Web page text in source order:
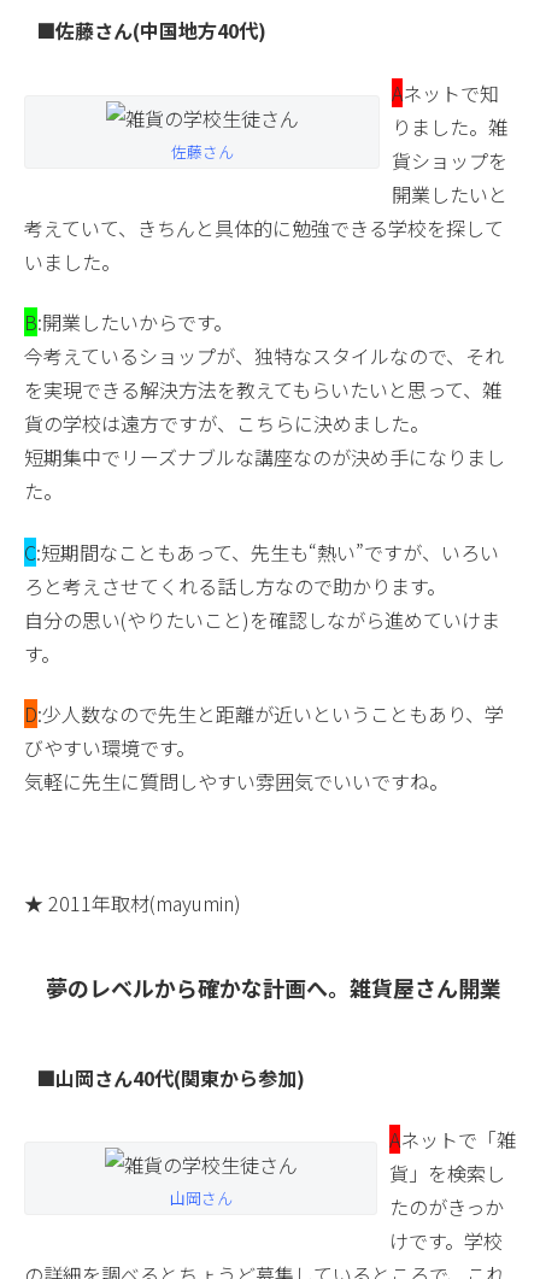
■佐藤さん(中国地方40代)
佐藤さん
Aネットで知
りました。雑
貨ショップを
開業したいと
考えていて、きちんと具体的に勉強できる学校を探して
いました。
B:開業したいからです。
今考えているショップが、独特なスタイルなので、それ
を実現できる解決方法を教えてもらいたいと思って、雑
貨の学校は遠方ですが、こちらに決めました。
短期集中でリーズナブルな講座なのが決め手になりまし
た。
C:短期間なこともあって、先生も“熱い”ですが、いろい
ろと考えさせてくれる話し方なので助かります。
自分の思い(やりたいこと)を確認しながら進めていけま
す。
D:少人数なので先生と距離が近いということもあり、学
びやすい環境です。
気軽に先生に質問しやすい雰囲気でいいですね。
★ 2011年取材(mayumin)
夢のレベルから確かな計画へ。雑貨屋さん開業
■山岡さん40代(関東から参加)
山岡さん
Aネットで「雑
貨」を検索し
たのがきっか
けです。学校